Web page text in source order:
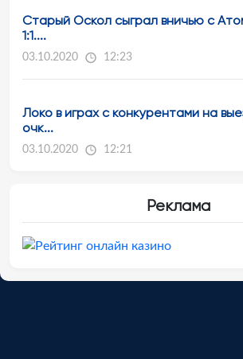
Старый Оскол сыграл вничью с
1:1....
03.10.2020 12:23
Локо в играх с конкурентами на
очк...
03.10.2020 12:21
Реклама